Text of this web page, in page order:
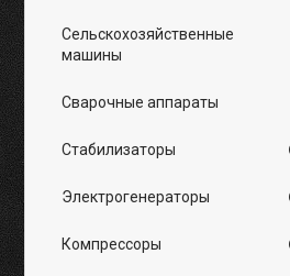
Сельскохозяйственные
машины
Сварочные аппараты
Стабилизаторы
Электрогенераторы
Компрессоры